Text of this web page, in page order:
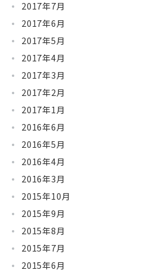
2017年7月
2017年6月
2017年5月
2017年4月
2017年3月
2017年2月
2017年1月
2016年6月
2016年5月
2016年4月
2016年3月
2015年10月
2015年9月
2015年8月
2015年7月
2015年6月